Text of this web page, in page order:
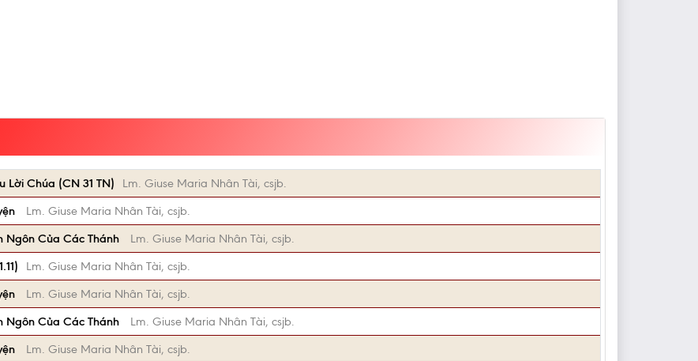
Lời Chúa (CN 31 TN)
Lm. Giuse Maria Nhân Tài, csjb.
Lm. Giuse Maria Nhân Tài, csjb.
Ngôn Của Các Thánh
Lm. Giuse Maria Nhân Tài, csjb.
Lm. Giuse Maria Nhân Tài, csjb.
Lm. Giuse Maria Nhân Tài, csjb.
Ngôn Của Các Thánh
Lm. Giuse Maria Nhân Tài, csjb.
Lm. Giuse Maria Nhân Tài, csjb.